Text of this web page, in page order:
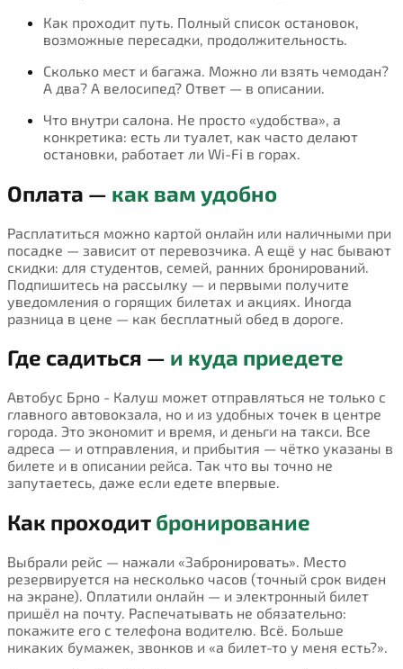
Как проходит путь. Полный список остановок,
возможные пересадки, продолжительность.
Сколько мест и багажа. Можно ли взять чемодан?
А два? А велосипед? Ответ — в описании.
Что внутри салона. Не просто «удобства», а
конкретика: есть ли туалет, как часто делают
остановки, работает ли Wi-Fi в горах.
Оплата — как вам удобно
Расплатиться можно картой онлайн или наличными при
посадке — зависит от перевозчика. А ещё у нас бывают
скидки: для студентов, семей, ранних бронирований.
Подпишитесь на рассылку — и первыми получите
уведомления о горящих билетах и акциях. Иногда
разница в цене — как бесплатный обед в дороге.
Где садиться — и куда приедете
Автобус Брно - Калуш может отправляться не только с
главного автовокзала, но и из удобных точек в центре
города. Это экономит и время, и деньги на такси. Все
адреса — и отправления, и прибытия — чётко указаны в
билете и в описании рейса. Так что вы точно не
запутаетесь, даже если едете впервые.
Как проходит бронирование
Выбрали рейс — нажали «Забронировать». Место
резервируется на несколько часов (точный срок виден
на экране). Оплатили онлайн — и электронный билет
пришёл на почту. Распечатывать не обязательно:
покажите его с телефона водителю. Всё. Больше
никаких бумажек, звонков и «а билет-то у меня есть?».